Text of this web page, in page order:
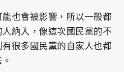
也會被影響，所以一般都
納入，像這次國民黨的不
很多國民黨的自家人也都